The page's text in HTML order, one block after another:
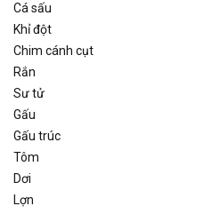
Cá sấu
Khỉ đột
Chim cánh cụt
Rắn
Sư tử
Gấu
Gấu trúc
Tôm
Dơi
Lợn